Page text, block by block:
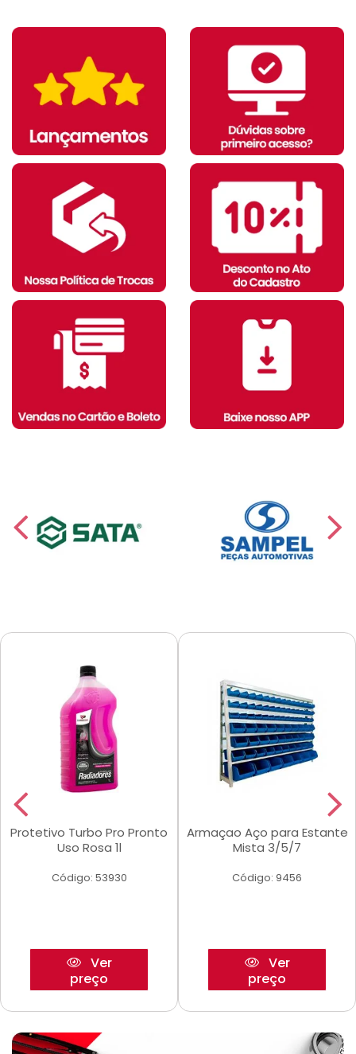
Protetivo Turbo Pro Pronto
Uso Rosa 1l
Código: 53930
Ver
preço
Armaçao Aço para Estante
Mista 3/5/7
Código: 9456
Ver
preço